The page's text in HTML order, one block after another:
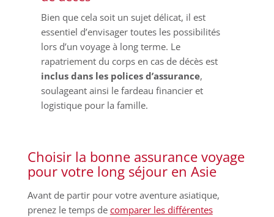
Bien que cela soit un sujet délicat, il est
essentiel d’envisager toutes les possibilités
lors d’un voyage à long terme. Le
rapatriement du corps en cas de décès est
inclus dans les polices d’assurance,
soulageant ainsi le fardeau financier et
logistique pour la famille.
Choisir la bonne assurance voyage
pour votre long séjour en Asie
Avant de partir pour votre aventure asiatique,
prenez le temps de comparer les différentes